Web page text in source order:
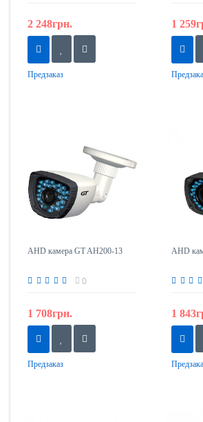
2 248грн.
Предзаказ
1
AHD камера GT AH200-13
0
1 708грн.
Предзаказ
AHD
1